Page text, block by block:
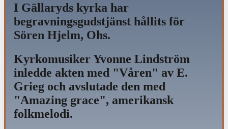
I Gällaryds kyrka har
begravningsgudstjänst hållits för
Sören Hjelm, Ohs.
Kyrkomusiker Yvonne Lindström
inledde akten med "Våren" av E.
Grieg och avslutade den med
"Amazing grace", amerikansk
folkmelodi.